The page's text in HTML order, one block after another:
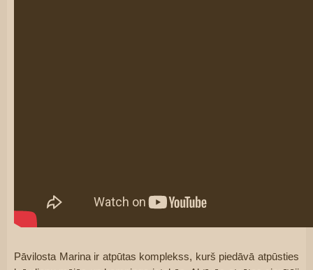
Pāvilosta Marina ir atpūtas komplekss, kurš piedāvā atpūsties